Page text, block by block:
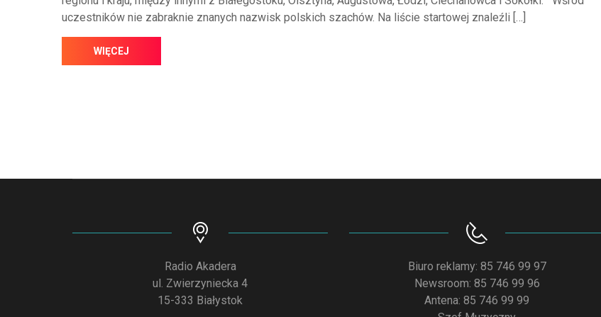
uczestników nie zabraknie znanych nazwisk polskich szachów. Na liście startowej znaleźli […]
WIĘCEJ
Radio Akadera
ul. Zwierzyniecka 4
15-333 Białystok
Biuro reklamy: 85 746 99 97
Newsroom: 85 746 99 96
Antena: 85 746 99 99